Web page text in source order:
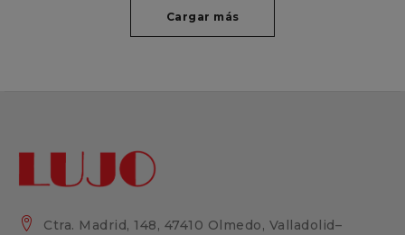
Cargar más
Ctra. Madrid, 148, 47410 Olmedo, Valladolid–